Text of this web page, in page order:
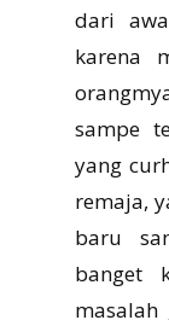
dari
karena
sampe
yang
remaja,
baru
banget